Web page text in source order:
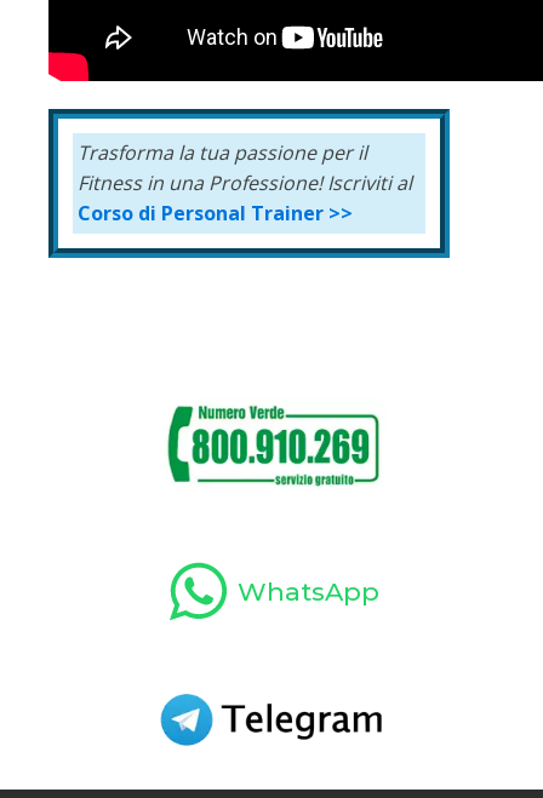
Trasforma la tua passione per il
Fitness in una Professione! Iscriviti al
Corso di Personal Trainer >>
WhatsApp